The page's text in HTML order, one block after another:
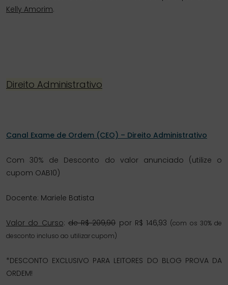
Kelly Amorim.
Direito Administrativo
Canal Exame de Ordem (CEO) – Direito Administrativo
Com 30% de Desconto do valor anunciado (utilize o
cupom OAB10)
Docente: Mariele Batista
Valor do Curso: de R$ 209,90 por R$ 146,93 (com os 30% de
desconto incluso ao utilizar cupom)
*DESCONTO EXCLUSIVO PARA LEITORES DO BLOG PROVA DA
ORDEM!